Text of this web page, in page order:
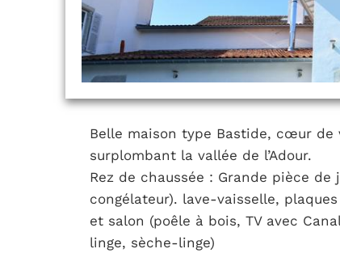
Belle maison type Bastide, cœur de
surplombant la vallée de l’Adour.
Rez de chaussée : Grande pièce
congélateur). lave-vaisselle,
et salon (poêle à bois, TV avec
linge, sèche-linge)